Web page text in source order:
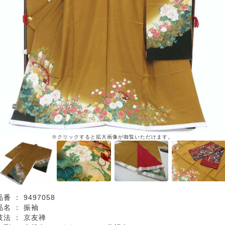
※クリックすると拡大画像が御覧いただけます。
番 ： 9497058
名 ： 振袖
法 ： 京友禅